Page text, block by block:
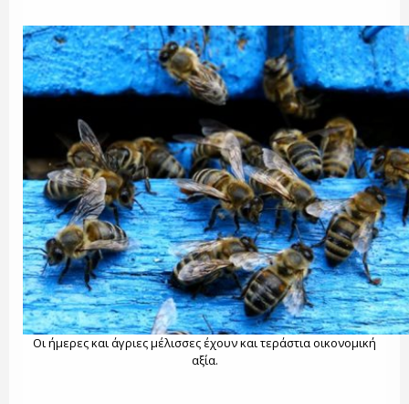
Οι ήμερες και άγριες μέλισσες έχουν και τεράστια οικονομική
αξία.